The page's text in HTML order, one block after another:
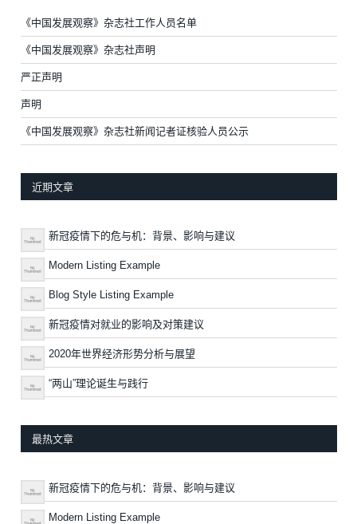
《中国发展观察》杂志社工作人员名单
《中国发展观察》杂志社声明
严正声明
声明
《中国发展观察》杂志社新闻记者证核验人员公示
近期文章
新冠疫情下的危与机：背景、影响与建议
Modern Listing Example
Blog Style Listing Example
新冠疫情对就业的影响及对策建议
2020年世界经济形势分析与展望
“两山”理论诞生与践行
最热文章
新冠疫情下的危与机：背景、影响与建议
Modern Listing Example